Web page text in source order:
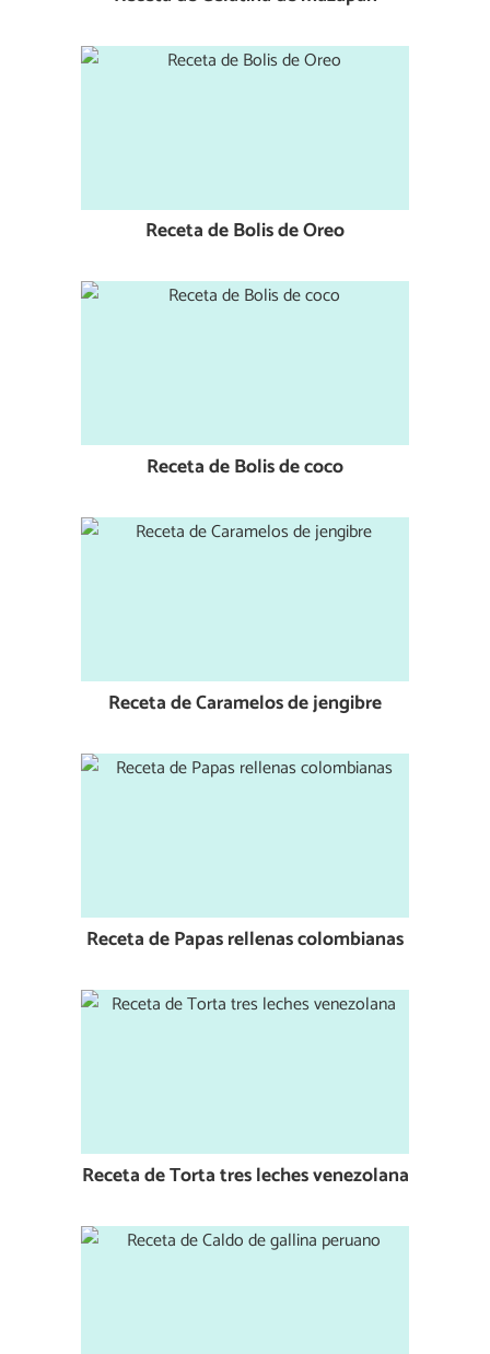
Receta de Bolis de Oreo
Receta de Bolis de coco
Receta de Caramelos de jengibre
Receta de Papas rellenas colombianas
Receta de Torta tres leches venezolana